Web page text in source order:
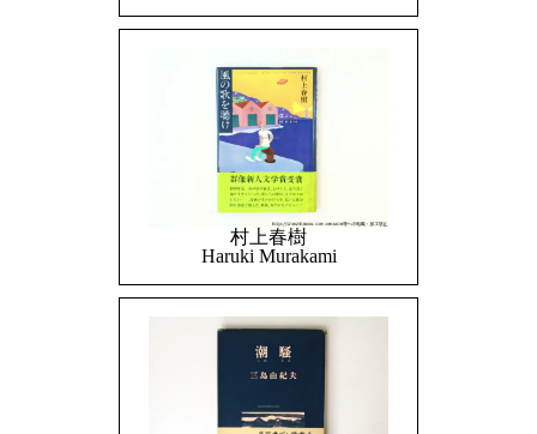
村上春樹
Haruki Murakami